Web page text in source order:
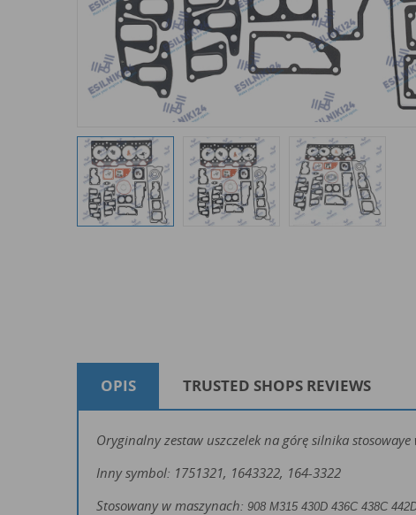
OPIS TRUSTED SHOPS REVIEWS
Oryginalny zestaw uszczelek na górę silnika
Inny symbol: 1751321, 1643322, 164-3322
Stosowany w maszynach: 908 M315 430D 436C 438C